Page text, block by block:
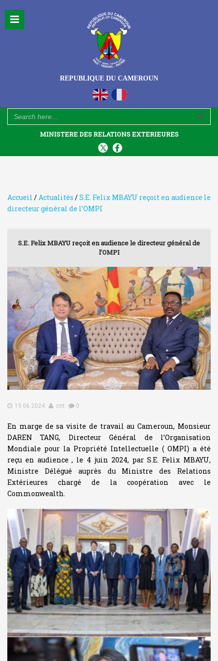
REPUBLIQUE DU CAMEROUN
Search
for:
Search Button
MINISTERE DES RELATIONS EXTERIEURES
Accueil /Actualités /S.E. Felix MBAYU reçoit en audience le
directeur général de l’OMPI
S.E. Felix MBAYU reçoit en audience le directeur général de
l’OMPI
15.06.2024 cnt 0
En marge de sa visite de travail au Cameroun, Monsieur
DAREN TANG, Directeur Général de l’Organisation
Mondiale pour la Propriété Intellectuelle ( OMPI) a été
reçu en audience , le 4 juin 2024, par S.E. Felix MBAYU,
Ministre Délégué auprès du Ministre des Relations
Extérieures chargé de la coopération avec le
Commonwealth.